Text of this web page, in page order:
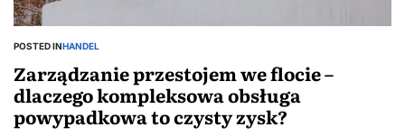
POSTED INHANDEL
Zarządzanie przestojem we flocie –
dlaczego kompleksowa obsługa
powypadkowa to czysty zysk?